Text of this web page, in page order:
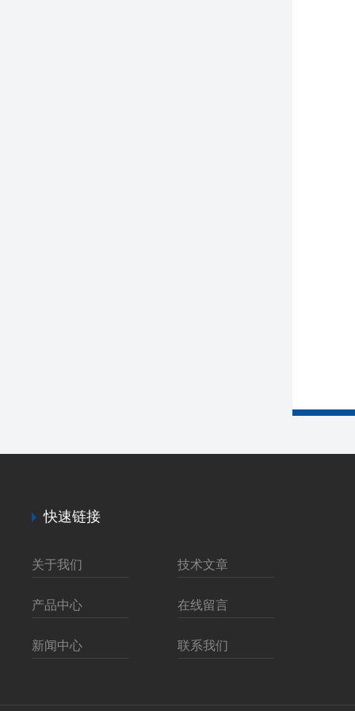
快速链接
关于我们 技术文章
产品中心 在线留言
新闻中心 联系我们